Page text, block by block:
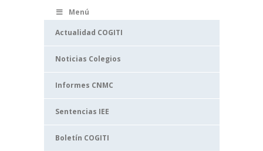
Menú
Actualidad COGITI
Noticias Colegios
Informes CNMC
Sentencias IEE
Boletín COGITI